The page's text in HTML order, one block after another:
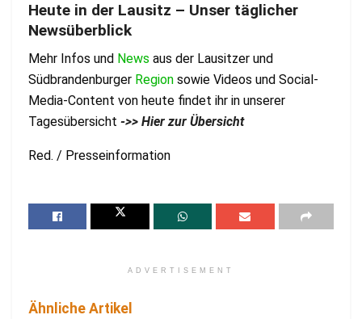
Heute in der Lausitz – Unser täglicher
Newsüberblick
Mehr Infos und News aus der Lausitzer und
Südbrandenburger Region sowie Videos und Social-
Media-Content von heute findet ihr in unserer
Tagesübersicht ->> Hier zur Übersicht
Red. / Presseinformation
ADVERTISEMENT
Ähnliche Artikel